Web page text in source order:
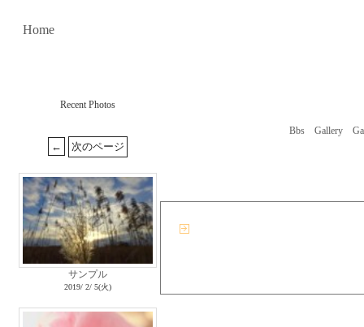
Home
Recent Photos
サンプル
2019/ 2/ 5(火)
Bbs Gallery